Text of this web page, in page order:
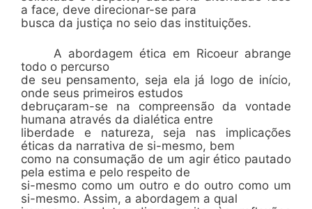
a face, deve direcionar-se para
busca da justiça no seio das instituições.
A abordagem ética em Ricoeur abrange
todo o percurso
de seu pensamento, seja ela já logo de início,
onde seus primeiros estudos
debruçaram-se na compreensão da vontade
humana através da dialética entre
liberdade e natureza, seja nas implicações
éticas da narrativa de si-mesmo, bem
como na consumação de um agir ético pautado
pela estima e pelo respeito de
si-mesmo como um outro e do outro como um
si-mesmo. Assim, a abordagem a qual